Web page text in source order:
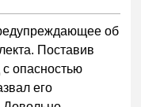
об
Поставив
опасностью
его